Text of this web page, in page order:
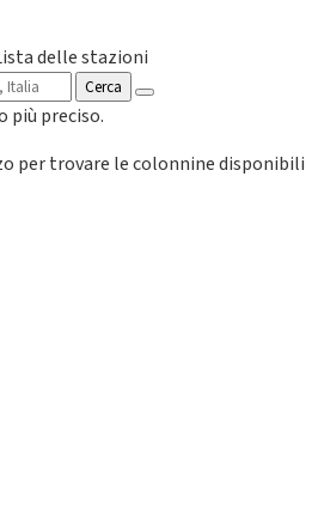
delle stazioni
Cerca
più preciso.
per trovare le colonnine disponibili